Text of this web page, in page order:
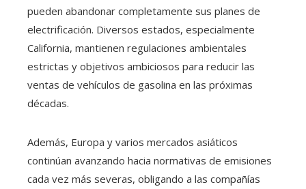
pueden abandonar completamente sus planes de
electrificación. Diversos estados, especialmente
California, mantienen regulaciones ambientales
estrictas y objetivos ambiciosos para reducir las
ventas de vehículos de gasolina en las próximas
décadas.
Además, Europa y varios mercados asiáticos
continúan avanzando hacia normativas de emisiones
cada vez más severas, obligando a las compañías